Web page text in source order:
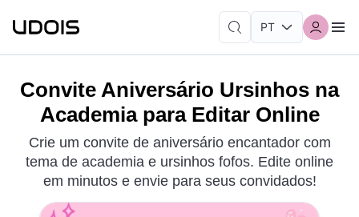
Convite Aniversário Ursinhos na
Academia para Editar Online
Crie um convite de aniversário encantador com
tema de academia e ursinhos fofos. Edite online
em minutos e envie para seus convidados!